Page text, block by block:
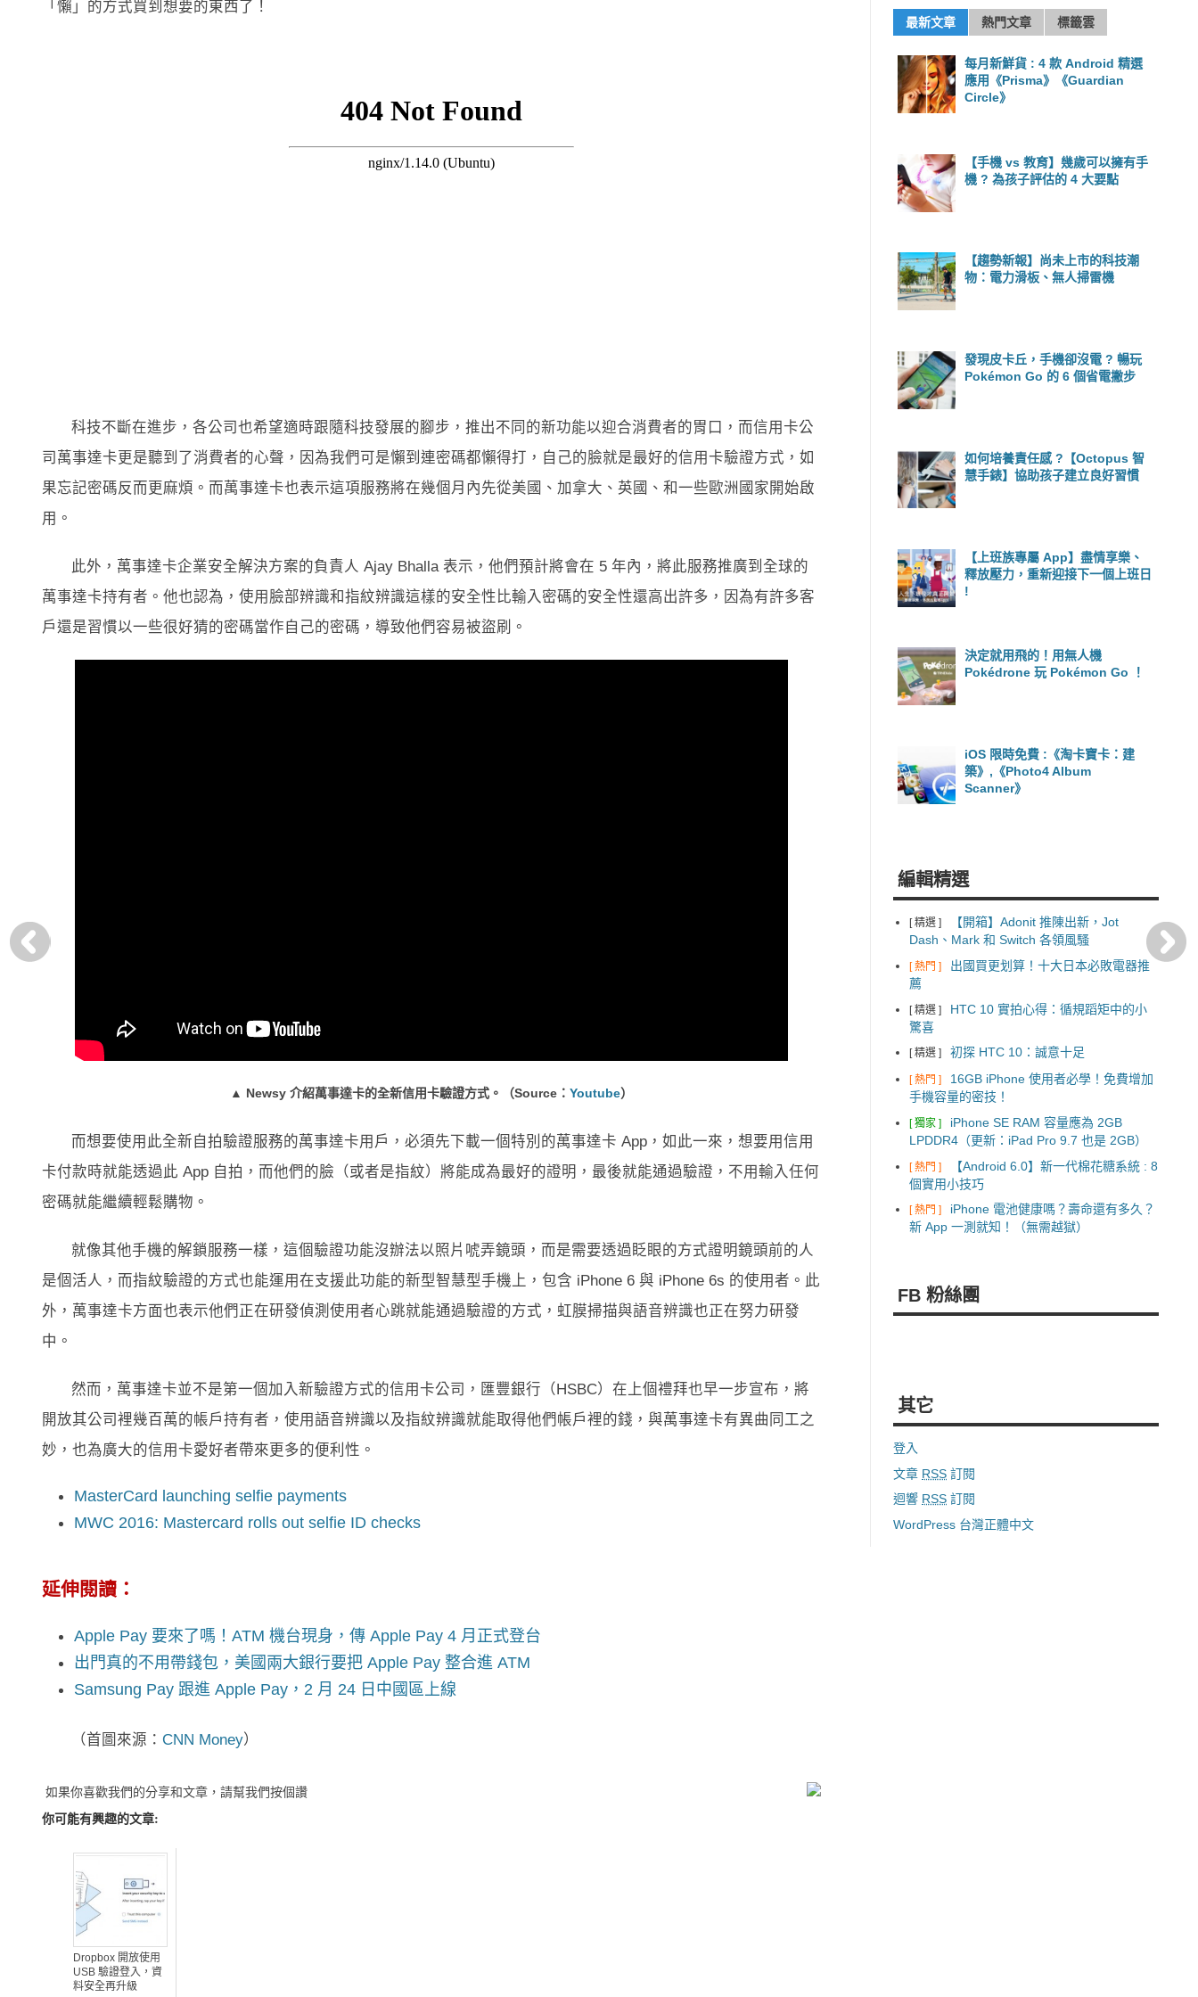
「懶」的方式買到想要的東西了！
科技不斷在進步，各公司也希望適時跟隨科技發展的腳步，推出不同的新功能以迎合消費者的胃口，而信用卡公
司萬事達卡更是聽到了消費者的心聲，因為我們可是懶到連密碼都懶得打，自己的臉就是最好的信用卡驗證方式，如
果忘記密碼反而更麻煩。而萬事達卡也表示這項服務將在幾個月內先從美國、加拿大、英國、和一些歐洲國家開始啟
用。
此外，萬事達卡企業安全解決方案的負責人 Ajay Bhalla 表示，他們預計將會在 5 年內，將此服務推廣到全球的
萬事達卡持有者。他也認為，使用臉部辨識和指紋辨識這樣的安全性比輸入密碼的安全性還高出許多，因為有許多客
戶還是習慣以一些很好猜的密碼當作自己的密碼，導致他們容易被盜刷。
▲ Newsy 介紹萬事達卡的全新信用卡驗證方式。（Source：Youtube）
而想要使用此全新自拍驗證服務的萬事達卡用戶，必須先下載一個特別的萬事達卡 App，如此一來，想要用信用
卡付款時就能透過此 App 自拍，而他們的臉（或者是指紋）將能成為最好的證明，最後就能通過驗證，不用輸入任何
密碼就能繼續輕鬆購物。
就像其他手機的解鎖服務一樣，這個驗證功能沒辦法以照片唬弄鏡頭，而是需要透過眨眼的方式證明鏡頭前的人
是個活人，而指紋驗證的方式也能運用在支援此功能的新型智慧型手機上，包含 iPhone 6 與 iPhone 6s 的使用者。此
外，萬事達卡方面也表示他們正在研發偵測使用者心跳就能通過驗證的方式，虹膜掃描與語音辨識也正在努力研發
中。
然而，萬事達卡並不是第一個加入新驗證方式的信用卡公司，匯豐銀行（HSBC）在上個禮拜也早一步宣布，將
開放其公司裡幾百萬的帳戶持有者，使用語音辨識以及指紋辨識就能取得他們帳戶裡的錢，與萬事達卡有異曲同工之
妙，也為廣大的信用卡愛好者帶來更多的便利性。
MasterCard launching selfie payments
MWC 2016: Mastercard rolls out selfie ID checks
延伸閱讀：
Apple Pay 要來了嗎！ATM 機台現身，傳 Apple Pay 4 月正式登台
出門真的不用帶錢包，美國兩大銀行要把 Apple Pay 整合進 ATM
Samsung Pay 跟進 Apple Pay，2 月 24 日中國區上線
（首圖來源： CNN Money）
如果你喜歡我們的分享和文章，請幫我們按個讚
你可能有興趣的文章:
Dropbox 開放使用
USB 驗證登入，資
料安全再升級
最新文章 熱門文章 標籤雲
每月新鮮貨 : 4 款 Android 精選
應用《Prisma》《Guardian
Circle》
【手機 vs 教育】幾歲可以擁有手
機 ? 為孩子評估的 4 大要點
【趨勢新報】尚未上市的科技潮
物：電力滑板、無人掃雷機
發現皮卡丘，手機卻沒電 ? 暢玩
Pokémon Go 的 6 個省電撇步
如何培養責任感 ?【Octopus 智
慧手錶】協助孩子建立良好習慣
【上班族專屬 App】盡情享樂、
釋放壓力，重新迎接下一個上班日
!
決定就用飛的！用無人機
Pokédrone 玩 Pokémon Go ！
iOS 限時免費 :《淘卡寶卡：建
築》,《Photo4 Album
Scanner》
編輯精選
[ 精選 ]
【開箱】Adonit 推陳出新，Jot
Dash、Mark 和 Switch 各領風騷
[ 熱門 ]
出國買更划算！十大日本必敗電器推
薦
[ 精選 ]
HTC 10 實拍心得：循規蹈矩中的小
驚喜
[ 精選 ] 初探 HTC 10：誠意十足
[ 熱門 ]
16GB iPhone 使用者必學！免費增加
手機容量的密技！
[ 獨家 ]
iPhone SE RAM 容量應為 2GB
LPDDR4（更新：iPad Pro 9.7 也是 2GB）
[ 熱門 ]
【Android 6.0】新一代棉花糖系統 : 8
個實用小技巧
[ 熱門 ]
iPhone 電池健康嗎？壽命還有多久？
新 App 一測就知！（無需越獄）
FB 粉絲團
其它
登入
文章 RSS 訂閱
迴響 RSS 訂閱
WordPress 台灣正體中文